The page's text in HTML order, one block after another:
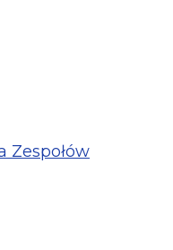
Zespołów